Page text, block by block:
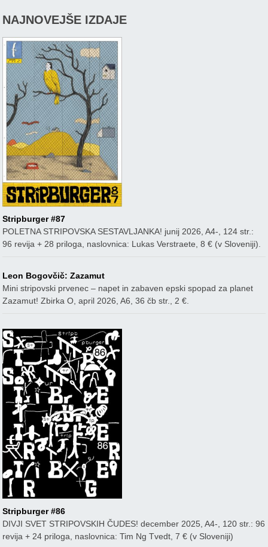
NAJNOVEJŠE IZDAJE
Stripburger #87
POLETNA STRIPOVSKA SESTAVLJANKA! junij 2026, A4-, 124 str.:
96 revija + 28 priloga, naslovnica: Lukas Verstraete, 8 € (v Sloveniji).
Leon Bogovčič: Zazamut
Mini stripovski prvenec – napet in zabaven epski spopad za planet
Zazamut! Zbirka O, april 2026, A6, 36 čb str., 2 €.
Stripburger #86
DIVJI SVET STRIPOVSKIH ČUDES! december 2025, A4-, 120 str.: 96
revija + 24 priloga, naslovnica: Tim Ng Tvedt, 7 € (v Sloveniji)